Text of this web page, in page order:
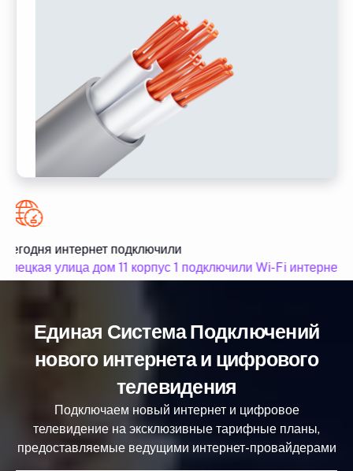
интернет подключили
улица дом 11 корпус 1 подключили Wi-Fi интернет
Единая Система Подключений
нового интернета и цифрового
телевидения
Подключаем новый интернет и цифровое
телевидение на эксклюзивные тарифные планы,
предоставляемые ведущими интернет-провайдерами